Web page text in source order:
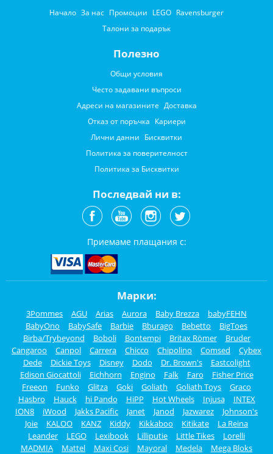
Начало За нас Промоции LEGO Ravensburger
Талони за подарък
Полезно
Общи условия
Често задавани въпроси
Адреси на магазините Доставка
Отказ от поръчка Кариери
Лични данни Бисквитки
Политика за поверителност
Политика за Бисквитки
Последвай ни в:
Приемаме плащания с:
Марки:
3Pommes AGU Arias Aurora Baby Brezza
babyFEHN
BabyOno
BabySafe Barbie Bburago Bebetto
BigToes
Birba/Trybeyond
Boboli Bontempi Britax Römer
Bruder
Cangaroo
Canpol Carrera Chicco Chipolino Comsed
Cybex
Dede
Dickie Toys Disney Dodo Dr. Brown's
Eastcolight
Edison Giocattoli
Eichhorn Engino Falk Faro
Fisher Price
Freeon
Funko Glitza Goki Goliath Goliath Toys
Graco
Hasbro
Hauck hi Pando HiPP Hot Wheels Injusa
INTEX
ION8
iWood Jakks Pacific Janet Janod Jazwarez
Johnson's
Joie
KALOO KANZ Kiddy Kikkaboo Kitikate
La Reina
Leander
LEGO Lexibook Lilliputie Little Tikes
Lorelli
MADMIA
Mattel Maxi Cosi Mayoral Medela Mega Bloks